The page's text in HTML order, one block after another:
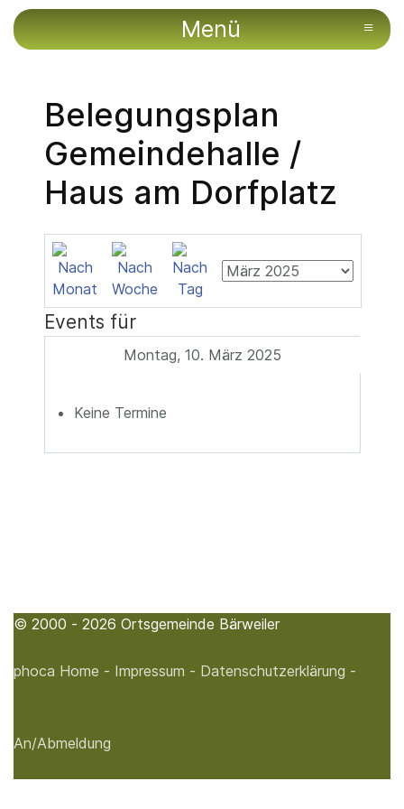
Menü ≡
Belegungsplan
Gemeindehalle /
Haus am Dorfplatz
Events für
Montag, 10. März 2025
Keine Termine
© 2000 - 2026 Ortsgemeinde Bärweiler
phoca Home - Impressum - Datenschutzerklärung -
An/Abmeldung